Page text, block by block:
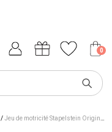
0
/Jeu de motricité Stapelstein Original Grow light green